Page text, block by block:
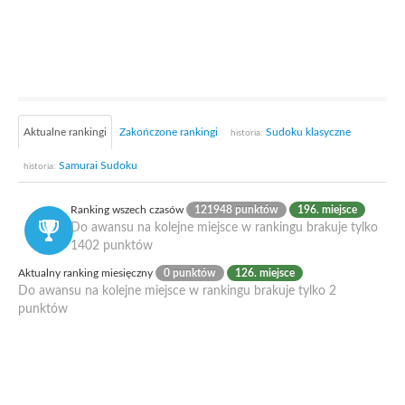
Aktualne rankingi Zakończone rankingi historia: Sudoku klasyczne
historia: Samurai Sudoku
Ranking wszech czasów 121948 punktów 196. miejsce
Do awansu na kolejne miejsce w rankingu brakuje tylko
1402 punktów
Aktualny ranking miesięczny 0 punktów 126. miejsce
Do awansu na kolejne miejsce w rankingu brakuje tylko 2
punktów